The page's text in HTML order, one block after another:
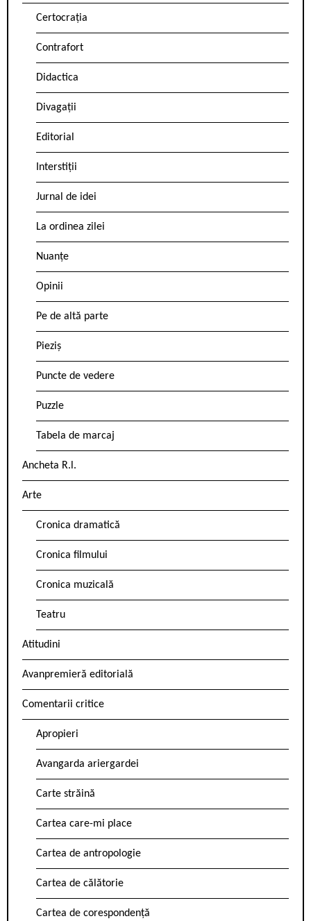
Certocrația
Contrafort
Didactica
Divagații
Editorial
Interstiții
Jurnal de idei
La ordinea zilei
Nuanțe
Opinii
Pe de altă parte
Pieziș
Puncte de vedere
Puzzle
Tabela de marcaj
Ancheta R.l.
Arte
Cronica dramatică
Cronica filmului
Cronica muzicală
Teatru
Atitudini
Avanpremieră editorială
Comentarii critice
Apropieri
Avangarda ariergardei
Carte străină
Cartea care-mi place
Cartea de antropologie
Cartea de călătorie
Cartea de corespondență